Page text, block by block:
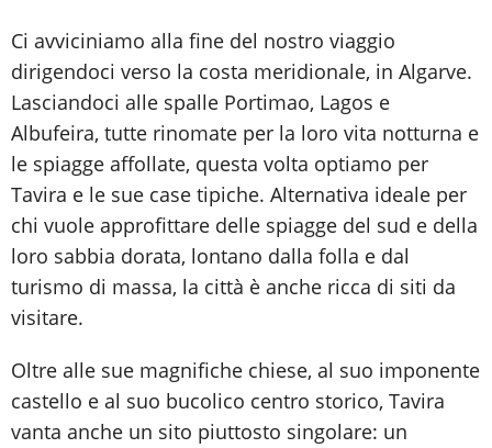
Ci avviciniamo alla fine del nostro viaggio
dirigendoci verso la costa meridionale, in Algarve.
Lasciandoci alle spalle Portimao, Lagos e
Albufeira, tutte rinomate per la loro vita notturna e
le spiagge affollate, questa volta optiamo per
Tavira e le sue case tipiche. Alternativa ideale per
chi vuole approfittare delle spiagge del sud e della
loro sabbia dorata, lontano dalla folla e dal
turismo di massa, la città è anche ricca di siti da
visitare.
Oltre alle sue magnifiche chiese, al suo imponente
castello e al suo bucolico centro storico, Tavira
vanta anche un sito piuttosto singolare: un